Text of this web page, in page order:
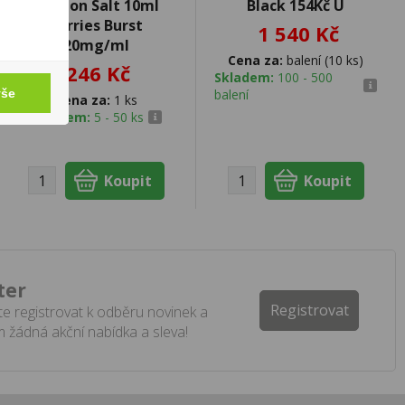
Passion Salt 10ml
Berries Burst
20mg/ml
246 Kč
Cena za: 1 ks
Skladem: 5 - 50 ks
Black 154Kč U
1 540 Kč
Cena za: balení (10 ks)
Skladem: 100 - 500
balení
registrovat k odběru novinek a
žádná akční nabídka a sleva!
Registrovat